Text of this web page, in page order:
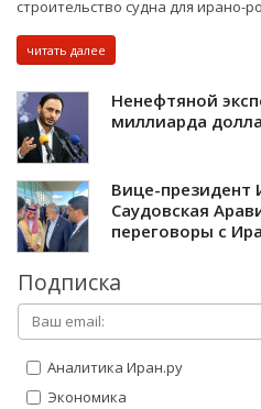
строительство судна для ирано-
читать далее
Ненефтяной
миллиарда
Вице-президент
Саудовская
переговоры с
Подписка
Аналитика Иран.ру
Экономика